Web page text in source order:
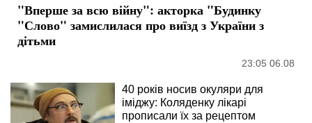
"Вперше за всю війну": акторка "Будинку
"Слово" замислилася про виїзд з України з
дітьми
23:05 06.08
40 років носив окуляри для
іміджу: Коляденку лікарі
прописали їх за рецептом